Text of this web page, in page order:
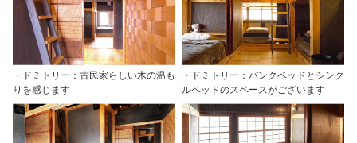
・ドミトリー：古民家らしい木の温も
りを感じます
・ドミトリー：バンクベッドとシング
ルベッドのスペースがございます